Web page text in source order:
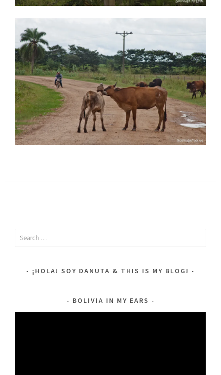
Search
¡HOLA! SOY DANUTA & THIS IS MY BLOG!
BOLIVIA IN MY EARS